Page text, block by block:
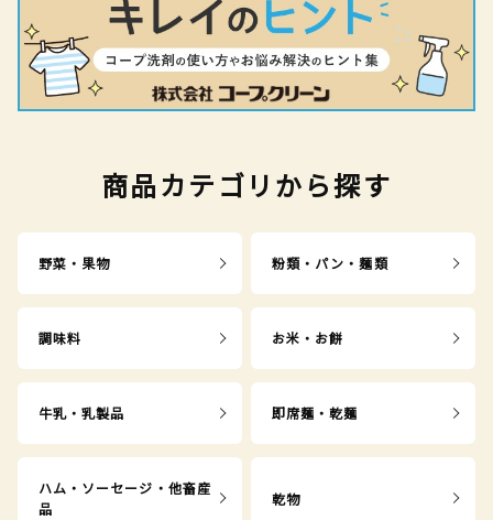
商品カテゴリから探す
野菜・果物 粉類・パン・麺類
調味料 お米・お餅
牛乳・乳製品 即席麺・乾麺
ハム・ソーセージ・他畜産
品
乾物